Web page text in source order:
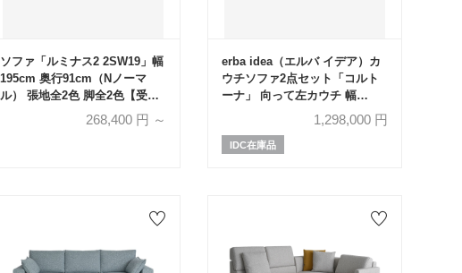
ソファ「ルミナス2 2SW19」幅
195cm 奥行91cm（Nノーマ
ル） 張地全2色 脚全2色【受注
268,400 円 ～
erba idea（エルバ イデア）カ
ウチソファ2点セット「コルト
ーナ」 向って左カウチ 幅
250cm 布ライトグレー色
1,298,000 円
IDC在庫品